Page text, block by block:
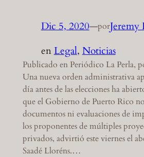
Dic 5, 2020—porJeremy
enLegal, Noticias
Publicado en Periódico La Perla,
Una nueva orden administrativa
día antes de las elecciones ha
que el Gobierno de Puerto Rico
documentos ni evaluaciones de
los proponentes de múltiples
privados, advirtió este viernes el
Saadé Lloréns.…